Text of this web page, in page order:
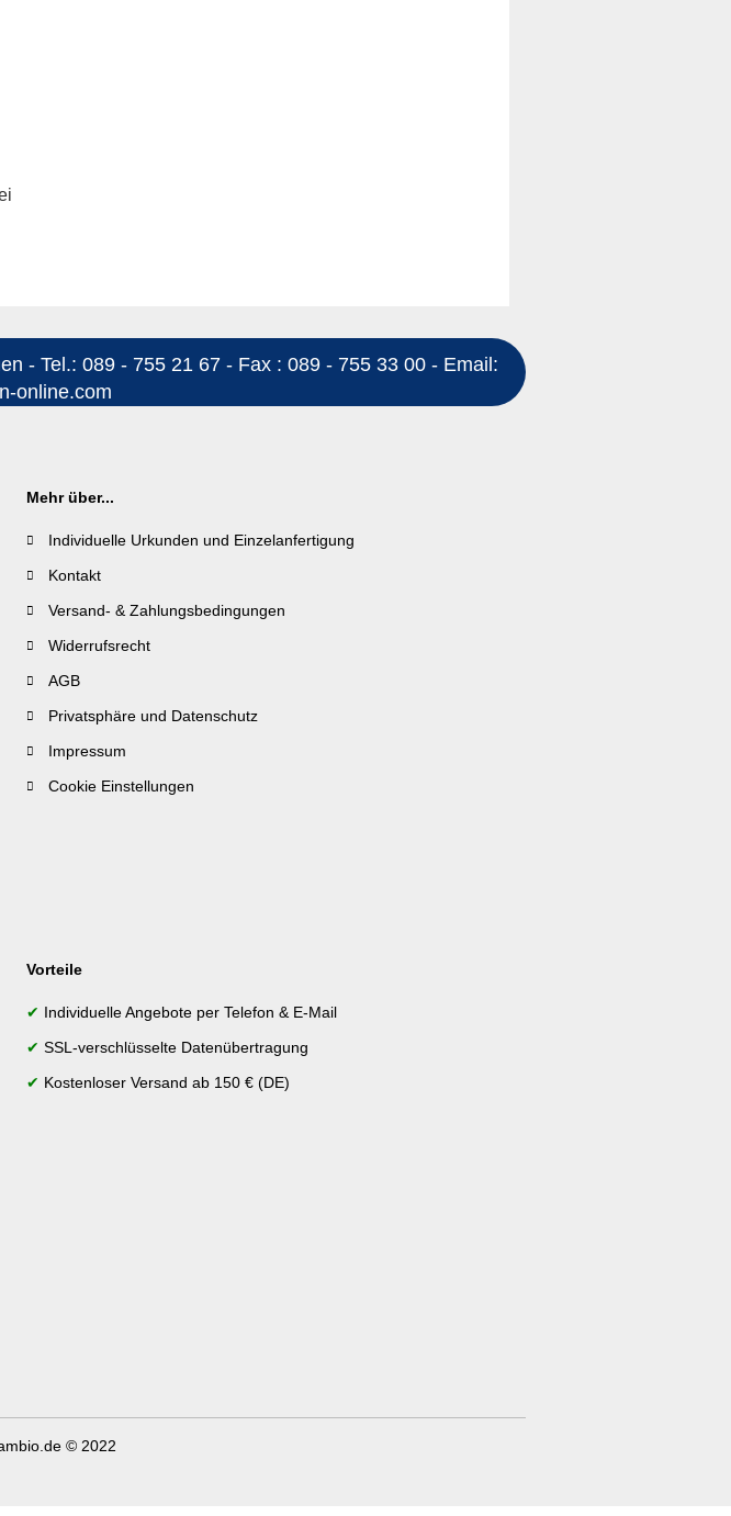
- Tel.: 089 - 755 21 67 - Fax : 089 - 755 33 00 - Email:
online.com
Mehr über...
Individuelle Urkunden und Einzelanfertigung
Kontakt
Versand- & Zahlungsbedingungen
Widerrufsrecht
AGB
Privatsphäre und Datenschutz
Impressum
Cookie Einstellungen
Vorteile
✔ Individuelle Angebote per Telefon & E-Mail
✔ SSL-verschlüsselte Datenübertragung
✔ Kostenloser Versand ab 150 € (DE)
© 2022